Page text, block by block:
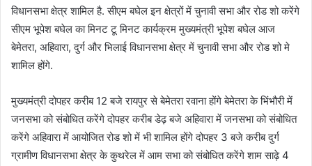
विधानसभा क्षेत्र शामिल है. सीएम बघेल इन क्षेत्रों में चुनावी सभा और रोड शो करेंगे
सीएम भूपेश बघेल का मिनट टू मिनट कार्यक्रम मुख्यमंत्री भूपेश बघेल आज
बेमेतरा, अहिवारा, दुर्ग और भिलाई विधानसभा क्षेत्र में चुनावी सभा और रोड शो मे
शामिल होंगे.
मुख्यमंत्री दोपहर करीब 12 बजे रायपुर से बेमेतरा रवाना होंगे बेमेतरा के भिंभौरी में
जनसभा को संबोधित करेंगे दोपहर करीब डेढ़ बजे अहिवारा में जनसभा को संबोधित
करेंगे अहिवारा में आयोजित रोड शो में भी शामिल होंगे दोपहर 3 बजे करीब दुर्ग
ग्रामीण विधानसभा क्षेत्र के कुथरेल में आम सभा को संबोधित करेंगे शाम साढ़े 4